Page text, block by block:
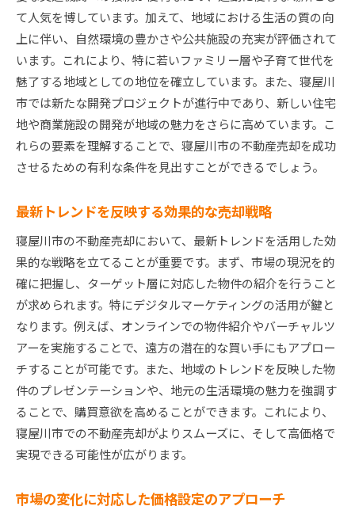
て人気を博しています。加えて、地域における生活の質の向
上に伴い、自然環境の豊かさや公共施設の充実が評価されて
います。これにより、特に若いファミリー層や子育て世代を
魅了する地域としての地位を確立しています。また、寝屋川
市では新たな開発プロジェクトが進行中であり、新しい住宅
地や商業施設の開発が地域の魅力をさらに高めています。こ
れらの要素を理解することで、寝屋川市の不動産売却を成功
させるための有利な条件を見出すことができるでしょう。
最新トレンドを反映する効果的な売却戦略
寝屋川市の不動産売却において、最新トレンドを活用した効
果的な戦略を立てることが重要です。まず、市場の現況を的
確に把握し、ターゲット層に対応した物件の紹介を行うこと
が求められます。特にデジタルマーケティングの活用が鍵と
なります。例えば、オンラインでの物件紹介やバーチャルツ
アーを実施することで、遠方の潜在的な買い手にもアプロー
チすることが可能です。また、地域のトレンドを反映した物
件のプレゼンテーションや、地元の生活環境の魅力を強調す
ることで、購買意欲を高めることができます。これにより、
寝屋川市での不動産売却がよりスムーズに、そして高価格で
実現できる可能性が広がります。
市場の変化に対応した価格設定のアプローチ